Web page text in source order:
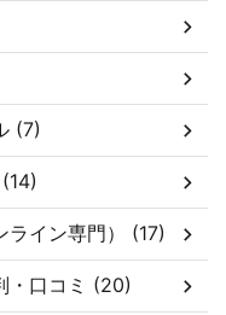
(7)
ライン専門） (17)
・口コミ (20)